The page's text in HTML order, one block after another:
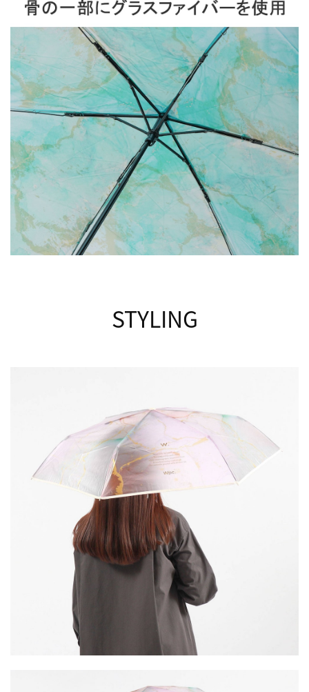
STYLING